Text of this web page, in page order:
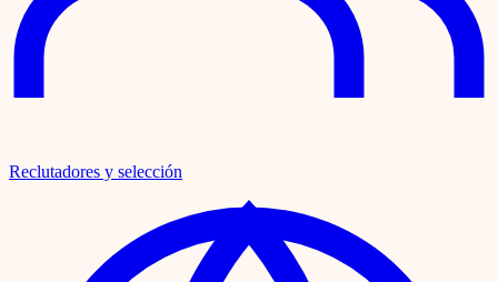
Reclutadores y selección